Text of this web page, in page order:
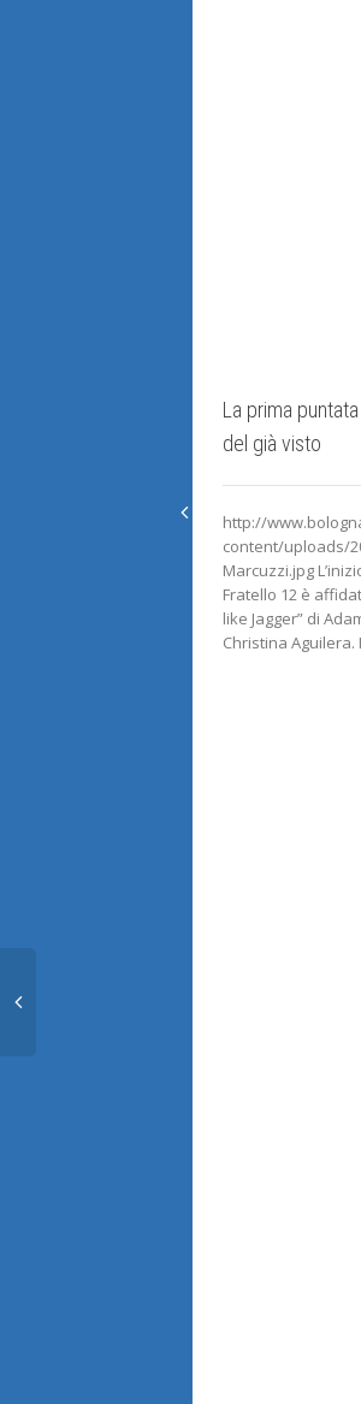
La prima
del già visto
http://
content/uploads/
Marcuzzi.jpg
Fratello 12 è
like Jagger” di
Christina Aguilera.